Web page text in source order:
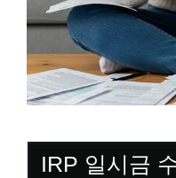
IRP 일시금